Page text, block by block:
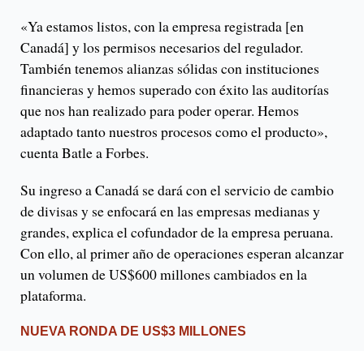
«Ya estamos listos, con la empresa registrada [en
Canadá] y los permisos necesarios del regulador.
También tenemos alianzas sólidas con instituciones
financieras y hemos superado con éxito las auditorías
que nos han realizado para poder operar. Hemos
adaptado tanto nuestros procesos como el producto»,
cuenta Batle a Forbes.
Su ingreso a Canadá se dará con el servicio de cambio
de divisas y se enfocará en las empresas medianas y
grandes, explica el cofundador de la empresa peruana.
Con ello, al primer año de operaciones esperan alcanzar
un volumen de US$600 millones cambiados en la
plataforma.
NUEVA RONDA DE US$3 MILLONES